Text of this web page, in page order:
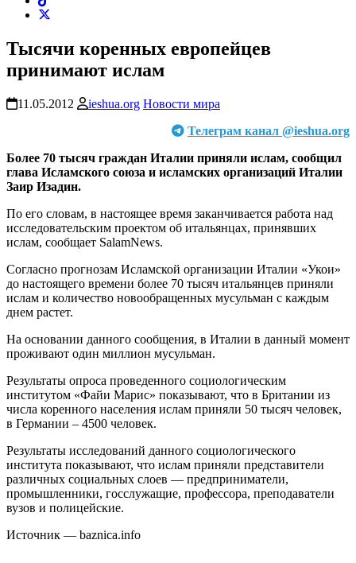
Тысячи коренных европейцев
принимают ислам
11.05.2012 ieshua.org Новости мира
Телеграм канал @ieshua.org
Более 70 тысяч граждан Италии приняли ислам, сообщил
глава Исламского союза и исламских организаций Италии
Заир Изадин.
По его словам, в настоящее время заканчивается работа над
исследовательским проектом об итальянцах, принявших
ислам, сообщает SalamNews.
Согласно прогнозам Исламской организации Италии «Укои»
до настоящего времени более 70 тысяч итальянцев приняли
ислам и количество новообращенных мусульман с каждым
днем растет.
На основании данного сообщения, в Италии в данный момент
проживают один миллион мусульман.
Результаты опроса проведенного социологическим
институтом «Файи Марис» показывают, что в Британии из
числа коренного населения ислам приняли 50 тысяч человек,
в Германии – 4500 человек.
Результаты исследований данного социологического
института показывают, что ислам приняли представители
различных социальных слоев — предприниматели,
промышленники, госслужащие, профессора, преподаватели
вузов и полицейские.
Источник — baznica.info